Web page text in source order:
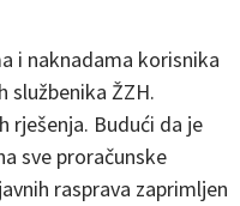
i naknadama korisnika
službenika ŽZH.
rješenja. Budući da je
sve proračunske
rasprava zaprimljen